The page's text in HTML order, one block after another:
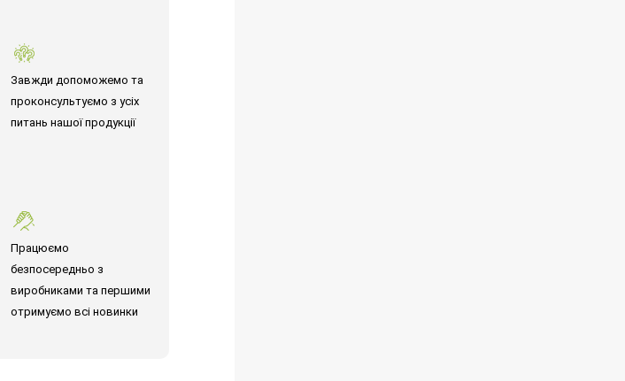
Завжди допоможемо та
проконсультуємо з усіх
питань нашої продукції
Працюємо
безпосередньо з
виробниками та першими
отримуємо всі новинки